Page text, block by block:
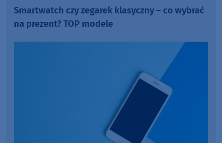
Smartwatch czy zegarek klasyczny – co wybrać
na prezent? TOP modele